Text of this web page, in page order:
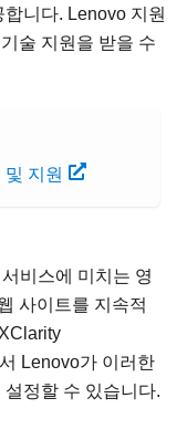
합니다. Lenovo 지원
술 지원을 받을 수
지원
비스에 미치는 영
사이트를 지속적
Lenovo가 이러한
정할 수 있습니다.